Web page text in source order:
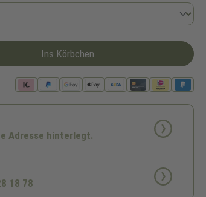
Ins Körbchen
Adresse hinterlegt.
18 78